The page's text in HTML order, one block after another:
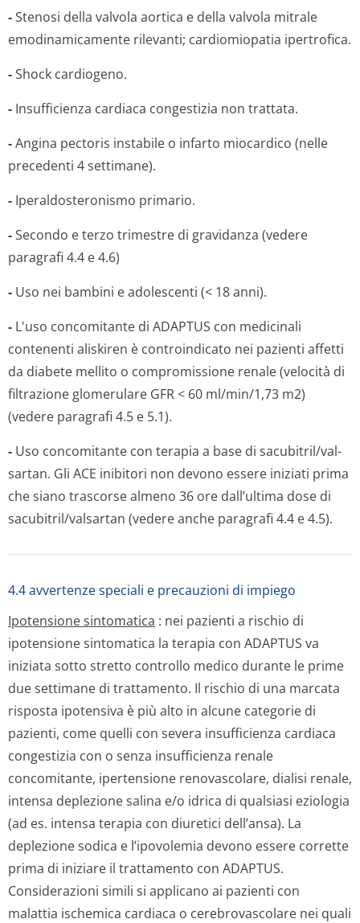
-Stenosi della valvola aortica e della valvola mitrale
emodinamicamente rilevanti; cardiomiopatia ipertrofica.
-Shock cardiogeno.
- Insufficienza cardiaca congestizia non trattata.
-Angina pectoris instabile o infarto miocardico (nelle
precedenti 4 settimane).
- Iperaldosteronismo primario.
-Secondo e terzo trimestre di gravidanza (vedere
paragrafi 4.4 e 4.6)
- Uso nei bambini e adolescenti (< 18 anni).
- L'uso concomitante di ADAPTUS con medicinali
contenenti aliskiren è controindicato nei pazienti affetti
da diabete mellito o compromissione renale (velocità di
filtrazione glomerulare GFR < 60 ml/min/1,73 m2)
(vedere paragrafi 4.5 e 5.1).
- Uso concomitante con terapia a base di sacubitril/val­
sartan. Gli ACE inibitori non devono essere iniziati prima
che siano trascorse almeno 36 ore dall’ultima dose di
sacubitril/val­sartan (vedere anche paragrafi 4.4 e 4.5).
4.4 avvertenze speciali e precauzioni di impiego
Ipotensione sintomatica : nei pazienti a rischio di
ipotensione sintomatica la terapia con ADAPTUS va
iniziata sotto stretto controllo medico durante le prime
due settimane di trattamento. Il rischio di una marcata
risposta ipotensiva è più alto in alcune categorie di
pazienti, come quelli con severa insufficienza cardiaca
congestizia con o senza insufficienza renale
concomitante, ipertensione renovascolare, dialisi renale,
intensa deplezione salina e/o idrica di qualsiasi eziologia
(ad es. intensa terapia con diuretici dell’ansa). La
deplezione sodica e l’ipovolemia devono essere corrette
prima di iniziare il trattamento con ADAPTUS.
Considerazioni simili si applicano ai pazienti con
malattia ischemica cardiaca o cerebrovascolare nei quali